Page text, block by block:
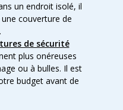
un endroit isolé, il
couverture de
de sécurité
plus onéreuses
ou à bulles. Il est
budget avant de